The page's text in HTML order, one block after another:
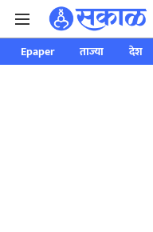
Epaper ताज्या देश